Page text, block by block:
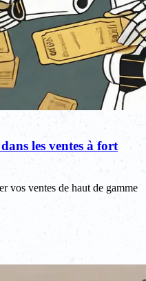
les ventes à fort
vos ventes de haut de gamme